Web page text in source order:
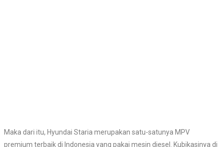
Maka dari itu, Hyundai Staria merupakan satu-satunya MPV
premium terbaik di Indonesia yang pakai mesin diesel. Kubikasinya di